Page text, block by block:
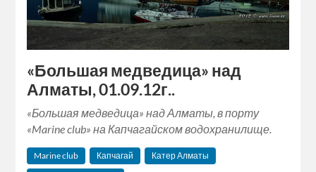
«Большая медведица» над
Алматы, 01.09.12г..
«Большая медведица» над Алматы, в порту
«Marine club» на Капчагайском водохранилище.
Marine club Капчагай
Катер Алматы